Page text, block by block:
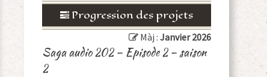
Progression des projets
Màj : Janvier 2026
Saga audio 202 – Episode 2 – saison
2